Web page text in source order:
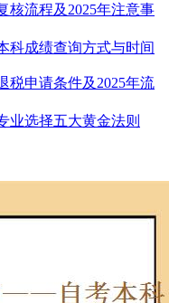
核流程及2025年注意事
科成绩查询方式与时间
税申请条件及2025年流
业选择五大黄金法则